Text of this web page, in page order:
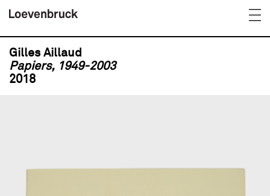
Gilles Aillaud
Papiers, 1949-2003
2018